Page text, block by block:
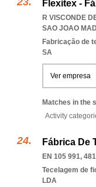
Flexitex -
R VISCONDE
SAO JOAO
Fabricação de
SA
Ver empresa
Matches in the
Activity
Fábrica De
EN 105 991,
Tecelagem de
LDA